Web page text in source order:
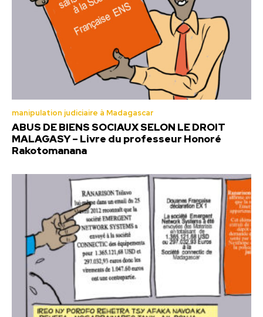
manipulation judiciaire à Madagascar
ABUS DE BIENS SOCIAUX SELON LE DROIT
MALAGASY – Livre du professeur Honoré
Rakotomanana